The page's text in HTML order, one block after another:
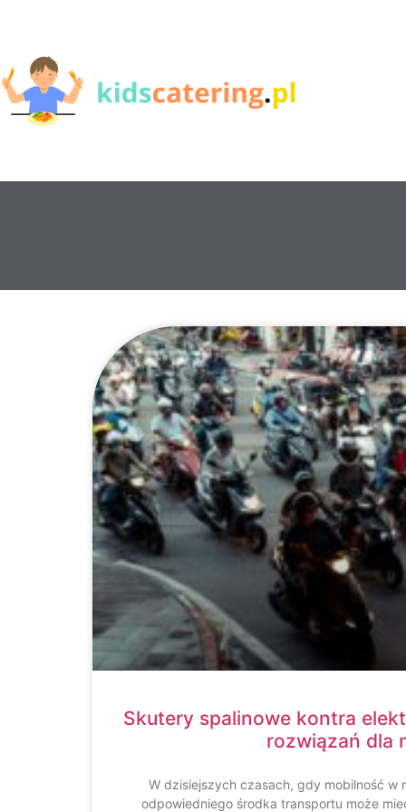
Skutery spalinowe kontra
rozwiązań dla
W dzisiejszych czasach, gdy mobilność
odpowiedniego środka transportu może